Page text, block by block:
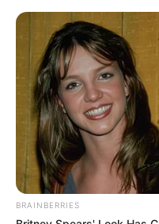
BRAINBERRIES